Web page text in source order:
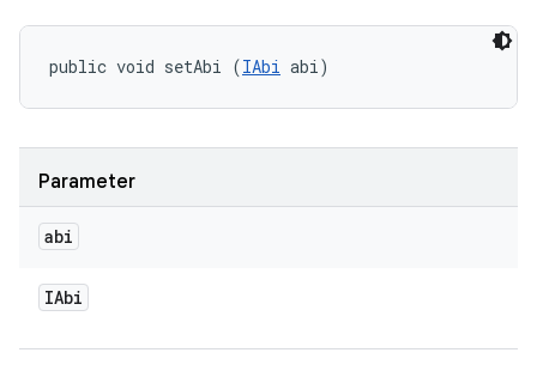
public void setAbi (IAbi abi)
Parameter
abi
IAbi